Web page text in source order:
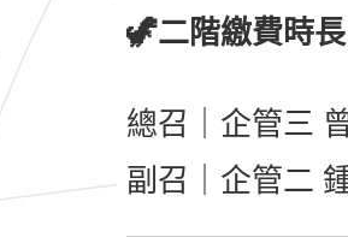
🦖二階繳費時長
總召｜企管三
副召｜企管二